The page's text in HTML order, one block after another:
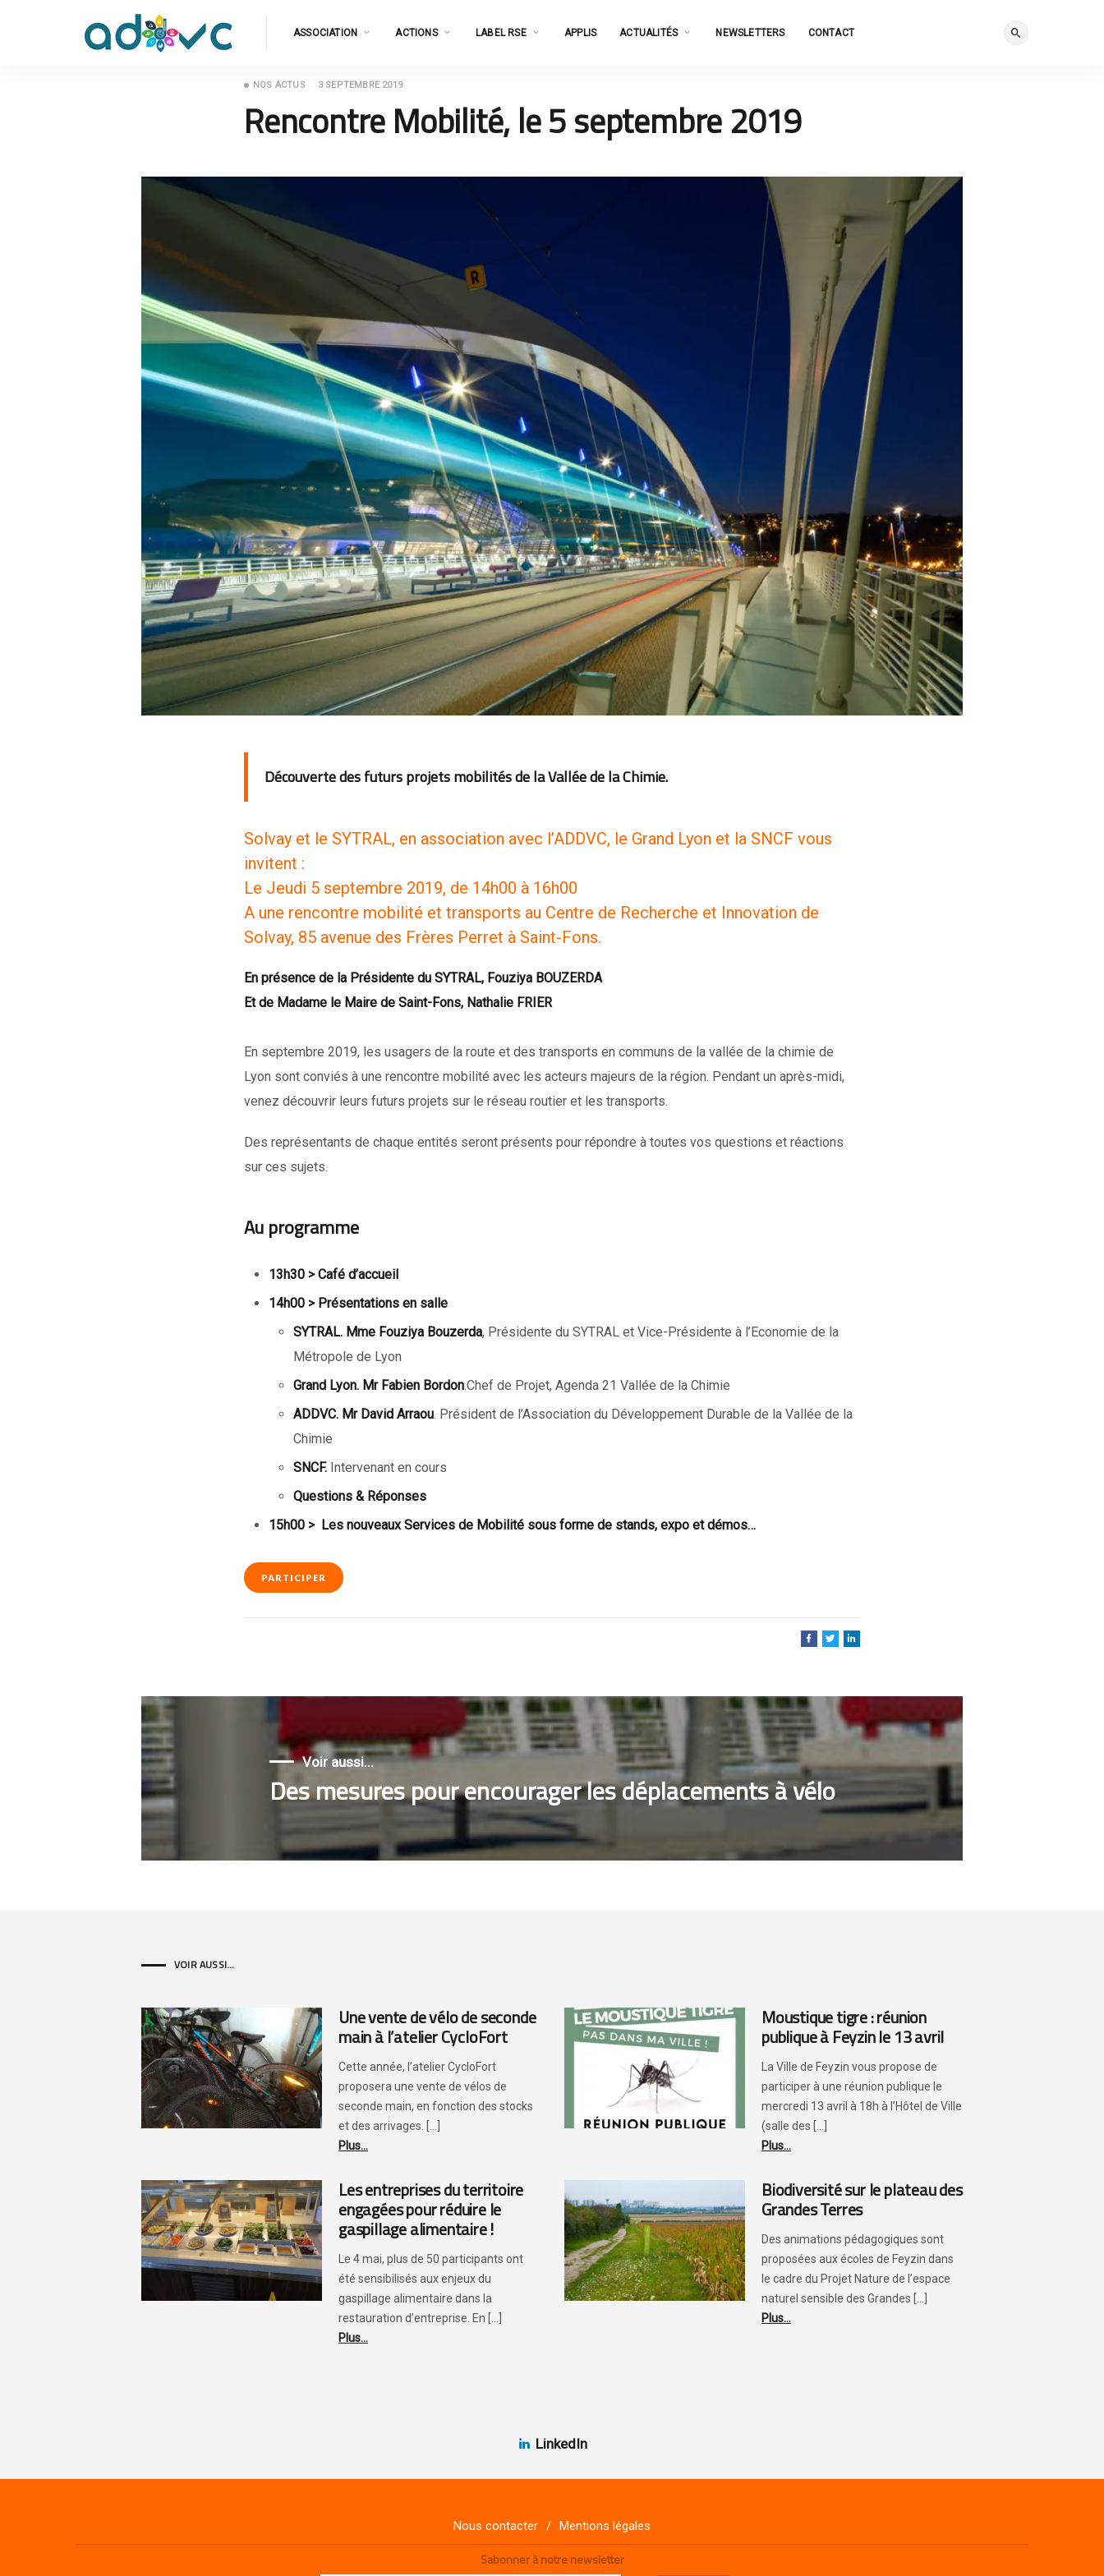
ASSOCIATION ACTIONS LABEL RSE APPLIS ACTUALITÉS NEWSLETTERS CONTACT
NOS ACTUS 3 SEPTEMBRE 2019
Rencontre Mobilité, le 5 septembre 2019
Découverte des futurs projets mobilités de la Vallée de la Chimie.
Solvay et le SYTRAL, en association avec l’ADDVC, le Grand Lyon et la SNCF vous
invitent :
Le Jeudi 5 septembre 2019, de 14h00 à 16h00
A une rencontre mobilité et transports au Centre de Recherche et Innovation de
Solvay, 85 avenue des Frères Perret à Saint-Fons.
En présence de la Présidente du SYTRAL, Fouziya BOUZERDA
Et de Madame le Maire de Saint-Fons, Nathalie FRIER
En septembre 2019, les usagers de la route et des transports en communs de la vallée de la chimie de
Lyon sont conviés à une rencontre mobilité avec les acteurs majeurs de la région. Pendant un après-midi,
venez découvrir leurs futurs projets sur le réseau routier et les transports.
Des représentants de chaque entités seront présents pour répondre à toutes vos questions et réactions
sur ces sujets.
Au programme
13h30 > Café d’accueil
14h00 > Présentations en salle
SYTRAL. Mme Fouziya Bouzerda, Présidente du SYTRAL et Vice-Présidente à l’Economie de la
Métropole de Lyon
Grand Lyon. Mr Fabien Bordon.Chef de Projet, Agenda 21 Vallée de la Chimie
ADDVC. Mr David Arraou. Président de l’Association du Développement Durable de la Vallée de la
Chimie
SNCF. Intervenant en cours
Questions & Réponses
15h00 > Les nouveaux Services de Mobilité sous forme de stands, expo et démos…
PARTICIPER
Voir aussi...
Des mesures pour encourager les déplacements à vélo
VOIR AUSSI...
Une vente de vélo de seconde
main à l’atelier CycloFort
Cette année, l’atelier CycloFort
proposera une vente de vélos de
seconde main, en fonction des stocks
et des arrivages. [...]
Plus...
Moustique tigre : réunion
publique à Feyzin le 13 avril
La Ville de Feyzin vous propose de
participer à une réunion publique le
mercredi 13 avril à 18h à l’Hôtel de Ville
(salle des [...]
Plus...
Les entreprises du territoire
engagées pour réduire le
gaspillage alimentaire !
Le 4 mai, plus de 50 participants ont
été sensibilisés aux enjeux du
gaspillage alimentaire dans la
restauration d’entreprise. En [...]
Plus...
Biodiversité sur le plateau des
Grandes Terres
Des animations pédagogiques sont
proposées aux écoles de Feyzin dans
le cadre du Projet Nature de l’espace
naturel sensible des Grandes [...]
Plus...
LinkedIn
Nous contacter Mentions légales
Sabonner à notre newsletter